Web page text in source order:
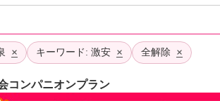
× キーワード: 激安 × 全解除 ×
コンパニオンプラン